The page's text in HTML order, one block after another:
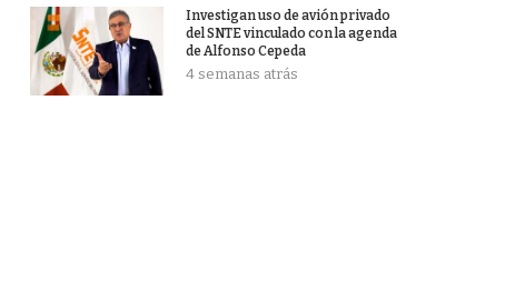
Investigan uso de avión privado
del SNTE vinculado con la agenda
de Alfonso Cepeda
4 semanas atrás